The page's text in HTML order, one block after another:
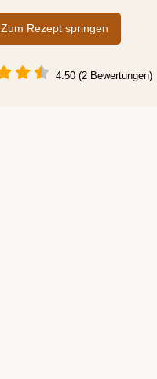
Zum Rezept springen
4.50 (2 Bewertungen)